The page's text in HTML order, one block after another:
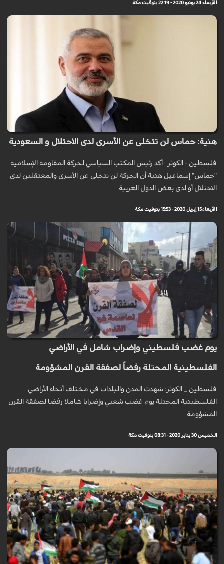
الأربعاء 24 يونيو 2020 - 22:19 بتوقيت مكة
هنية: حماس لن تتخلى عن الأسرى لدى الاحتلال و السعودية
فلسطين - الكوثر : أكد رئيس المكتب السياسي لحركة المقاومة الإسلامية
"حماس" إسماعيل هنية أن الحركة لن تتخلى عن الأسرى والمعتقلين لدى
الاحتلال أو لدى بعض الدول العربية.
الأربعاء 15 إبريل 2020 - 15:53 بتوقيت مكة
يوم غضب فلسطيني وإضراب شامل في الأراضي
الفلسطينية المحتلة رفضاً لصفقة القرن المشؤومة
فلسطين _ الكوثر: شهدت المدن والبلدات في مختلف أنحاء الأراضي
الفلسطينية المحتلة يوم غضب شعبي وإضرابا شاملا رفضا لصفقة القرن
المشؤومة.
الخميس 30 يناير 2020 - 08:31 بتوقيت مكة